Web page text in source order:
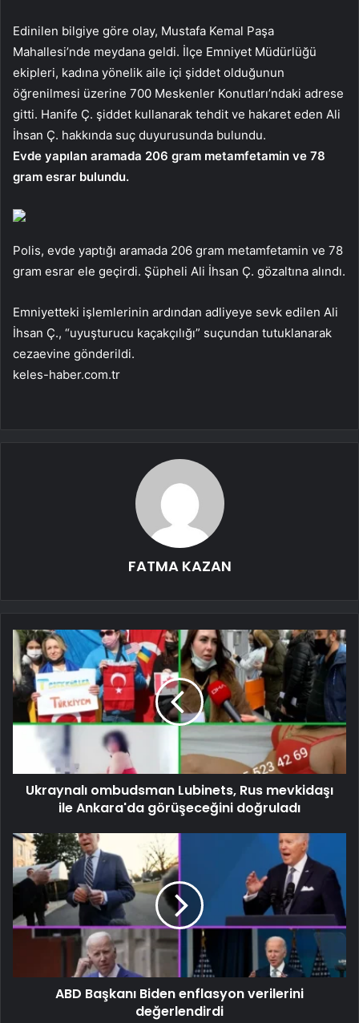
Edinilen bilgiye göre olay, Mustafa Kemal Paşa
Mahallesi’nde meydana geldi. İlçe Emniyet Müdürlüğü
ekipleri, kadına yönelik aile içi şiddet olduğunun
öğrenilmesi üzerine 700 Meskenler Konutları’ndaki adrese
gitti. Hanife Ç. ​​şiddet kullanarak tehdit ve hakaret eden Ali
İhsan Ç. hakkında suç duyurusunda bulundu.
Evde yapılan aramada 206 gram metamfetamin ve 78
gram esrar bulundu.
Polis, evde yaptığı aramada 206 gram metamfetamin ve 78
gram esrar ele geçirdi. Şüpheli Ali İhsan Ç. gözaltına alındı.
Emniyetteki işlemlerinin ardından adliyeye sevk edilen Ali
İhsan Ç., “uyuşturucu kaçakçılığı” suçundan tutuklanarak
cezaevine gönderildi.
keles-haber.com.tr
FATMA KAZAN
Ukraynalı ombudsman Lubinets, Rus mevkidaşı
ile Ankara'da görüşeceğini doğruladı
ABD Başkanı Biden enflasyon verilerini
değerlendirdi